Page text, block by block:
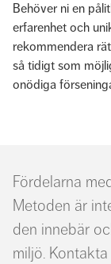
Behöver ni en
erfarenhet och
rekommendera
så tidigt som
onödiga
Fördelarna
Metoden är
den innebär
miljö.